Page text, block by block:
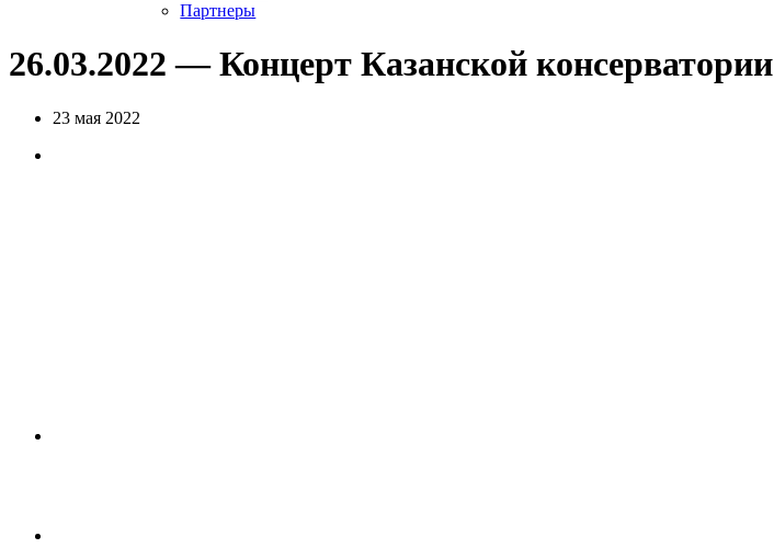
Партнеры
26.03.2022 — Концерт Казанской консерватории
23 мая 2022